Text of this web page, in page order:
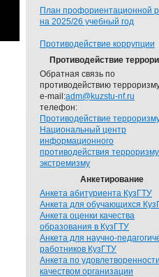
План профориентационной
на 2025/26 учебный год
Противодействие коррупции
Противодействие
Обратная связь по
противодействию
e-mail:adm@kuzstu-nf.ru
телефон:
Противодействие
Национальный центр
информационного
противодействия
экстремизму
Анкетирование
Анкета абитуриента КузГТУ
Анкета для обучающихся
Анкета оценки качества
образования в КузГТУ
Анкета для научно-
работников КузГТУ
Анкета по
качеством организации